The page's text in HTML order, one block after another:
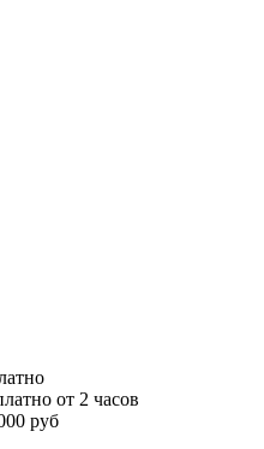
от 2 часов
руб